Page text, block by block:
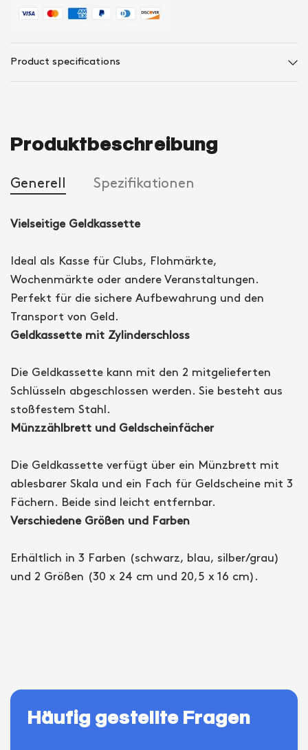
Product specifications
Produktbeschreibung
Generell Spezifikationen
Vielseitige Geldkassette
Ideal als Kasse für Clubs, Flohmärkte,
Wochenmärkte oder andere Veranstaltungen.
Perfekt für die sichere Aufbewahrung und den
Transport von Geld.
Geldkassette mit Zylinderschloss
Die Geldkassette kann mit den 2 mitgelieferten
Schlüsseln abgeschlossen werden. Sie besteht aus
stoßfestem Stahl.
Münzzählbrett und Geldscheinfächer
Die Geldkassette verfügt über ein Münzbrett mit
ablesbarer Skala und ein Fach für Geldscheine mit 3
Fächern. Beide sind leicht entfernbar.
Verschiedene Größen und Farben
Erhältlich in 3 Farben (schwarz, blau, silber/grau)
und 2 Größen (30 x 24 cm und 20,5 x 16 cm).
Häufig gestellte Fragen